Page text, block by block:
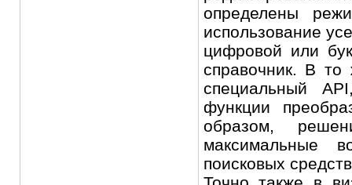
определены
использование
цифровой или
справочник. В то
специальный
функции
образом,
максимальные
поисковых